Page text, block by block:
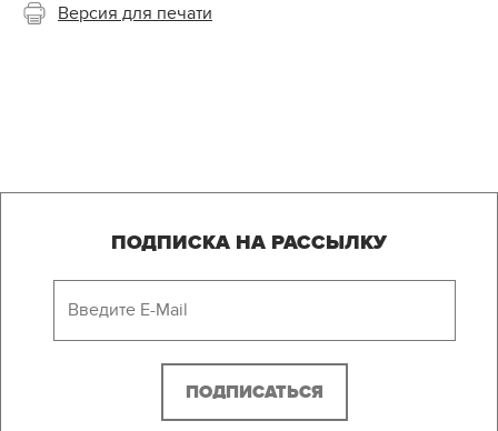
Версия для печати
ПОДПИСКА НА РАССЫЛКУ